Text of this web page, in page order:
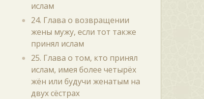
ислам
24. Глава о возвращении
жены мужу, если тот также
принял ислам
25. Глава о том, кто принял
ислам, имея более четырёх
жён или будучи женатым на
двух сёстрах